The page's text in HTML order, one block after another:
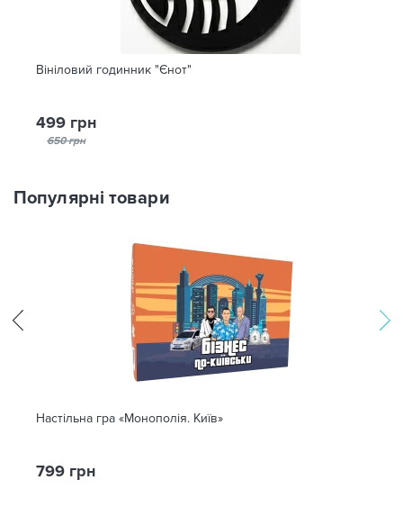
Вініловий годинник "Єнот"
499 грн
650 грн
Популярні товари
Настільна гра «Монополія. Київ»
799 грн